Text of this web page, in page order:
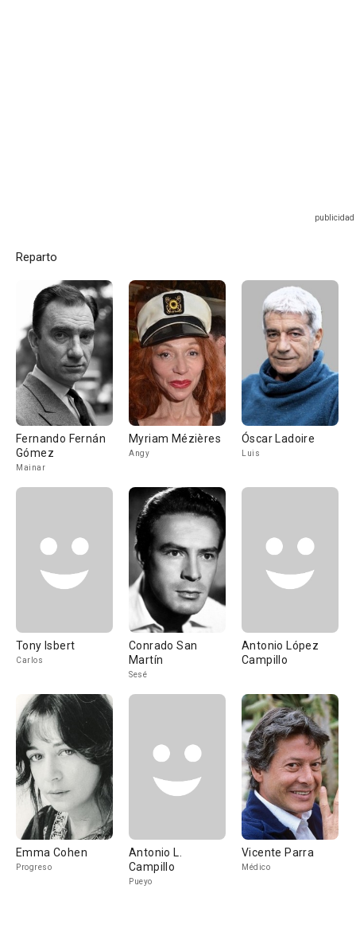
Reparto
Fernando Fernán
Gómez
Mainar
Myriam Mézières
Angy
Óscar Ladoire
Luis
Tony Isbert
Carlos
Conrado San
Martín
Sesé
Antonio López
Campillo
Emma Cohen
Progreso
Antonio L.
Campillo
Pueyo
Vicente Parra
Médico